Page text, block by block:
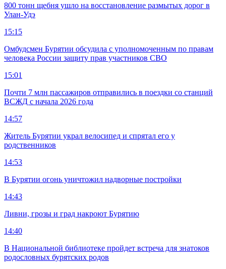
800 тонн щебня ушло на восстановление размытых дорог в
Улан-Удэ
15:15
Омбудсмен Бурятии обсудила с уполномоченным по правам
человека России защиту прав участников СВО
15:01
Почти 7 млн пассажиров отправились в поездки со станций
ВСЖД с начала 2026 года
14:57
Житель Бурятии украл велосипед и спрятал его у
родственников
14:53
В Бурятии огонь уничтожил надворные постройки
14:43
Ливни, грозы и град накроют Бурятию
14:40
В Национальной библиотеке пройдет встреча для знатоков
родословных бурятских родов